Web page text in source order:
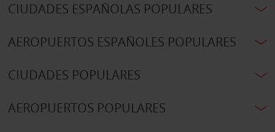
CIUDADES ESPAÑOLAS POPULARES
AEROPUERTOS ESPAÑOLES POPULARES
CIUDADES POPULARES
AEROPUERTOS POPULARES